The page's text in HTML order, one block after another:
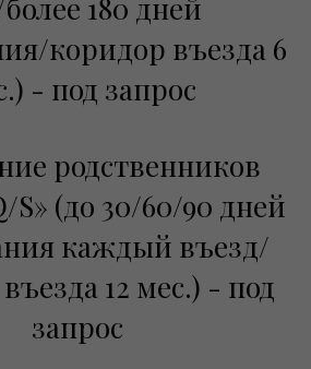
180 дней
коридор въезда 6
- под запрос
родственников
S» (до 30/60/90 дней
каждый въезд/
12 мес.) - под
запрос